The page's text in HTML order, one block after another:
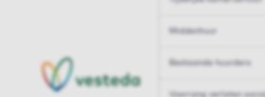
Middenhuur
Bestaande huurders
Voorrang verlaten